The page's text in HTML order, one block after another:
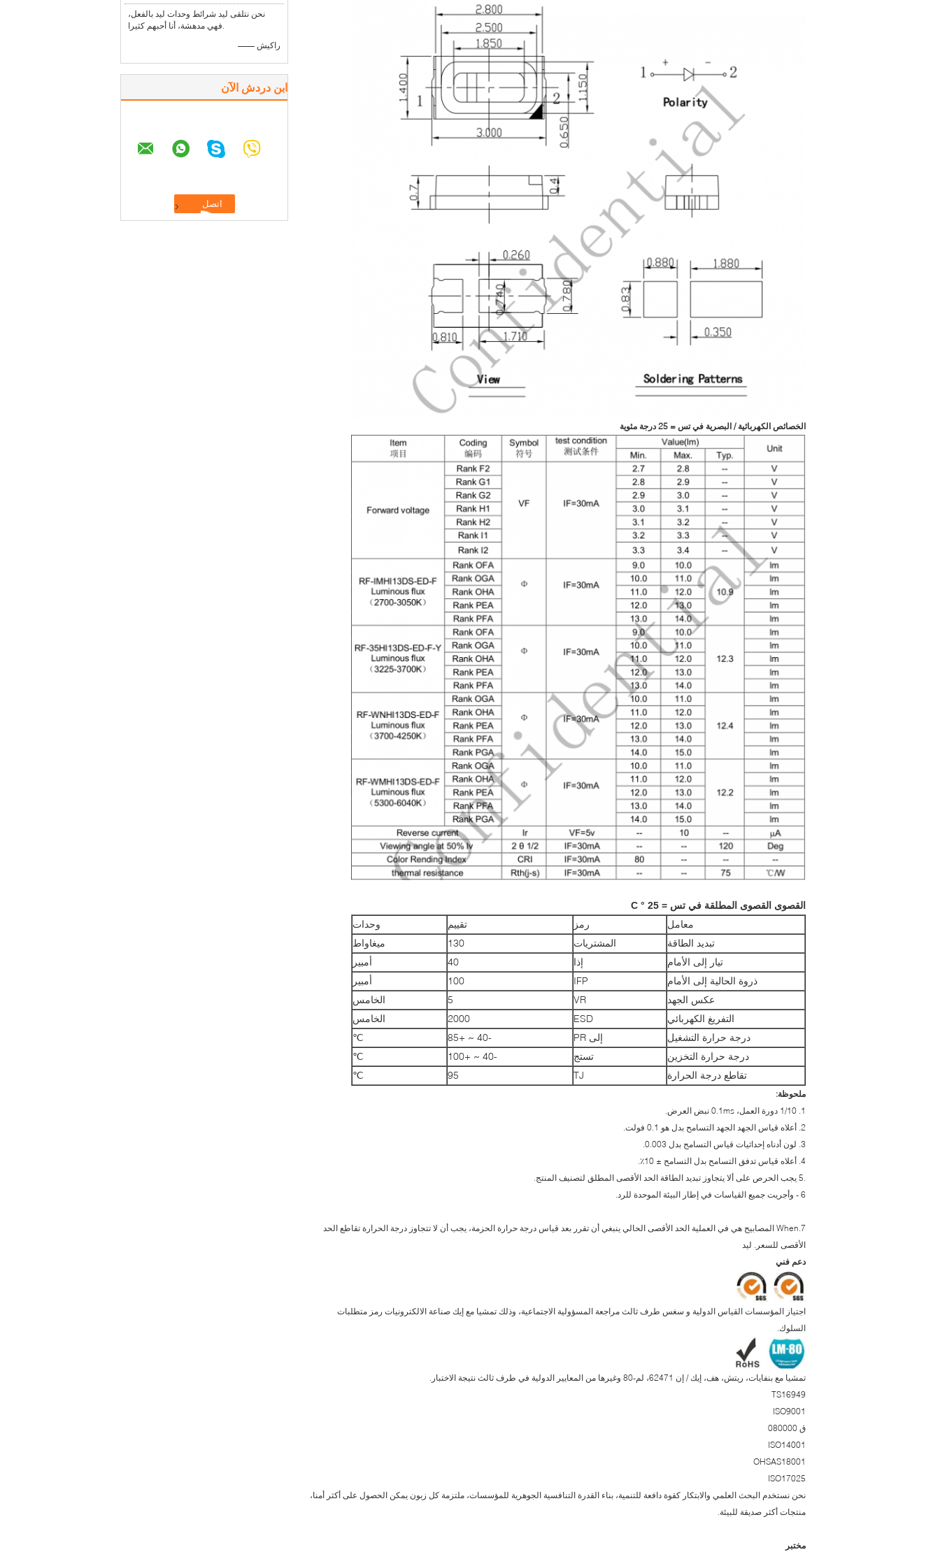
نحن نتلقى ليد شرائط وحدات ليد بالفعل،
فهي مدهشة، أنا أحبهم كثيرا.
—— راكيش
ابن دردش الآن
الخصائص الكهربائية / البصرية في تس = 25 درجة مئوية
القصوى القصوى المطلقة في تس = 25 ° C
معامل رمز تقييم
وحدات
تبديد الطاقة
المشتريات 130
ميغاواط
تيار إلى الأمام
إذا 40
أمبير
ذروة الحالية إلى الأمام
IFP
100
أمبير
عكس الجهد
VR
5
الخامس
التفريغ الكهربائي
ESD
2000
الخامس
درجة حرارة التشغيل
إلى PR -40 ~ +85
℃
درجة حرارة التخزين
تستج -40 ~ +100
℃
تقاطع درجة الحرارة
TJ
95
℃
ملحوظة:
1. 1/10 دورة العمل، 0.1ms نبض العرض.
2. أعلاه قياس الجهد الجهد التسامح بدل هو 0.1 فولت.
3. لون أدناه إحداثيات قياس التسامح بدل 0.003.
4. أعلاه قياس تدفق التسامح بدل التسامح ± 10٪.
.5 یجب الحرص علی ألا یتجاوز تبديد الطاقة الحد الأقصی المطلق لتصنیف المنتج.
6 - وأجريت جميع القياسات في إطار البيئة الموحدة للرد.
7.When المصابيح هي في العملية الحد الأقصى الحالي ينبغي أن تقرر بعد قياس درجة حرارة الحزمة، يجب أن لا تتجاوز درجة الحرارة تقاطع الحد
الأقصى للسعر. ليد
دعم فني
اجتياز المؤسسات القياس الدولية و سغس طرف ثالث مراجعة المسؤولية الاجتماعية، وذلك تمشيا مع إيك صناعة الالكترونيات رمز متطلبات
السلوك.
تمشيا مع بنفايات، ريتش، هف، إيك / إن 62471، لم-80 وغيرها من المعايير الدولية في طرف ثالث نتيجة الاختبار.
TS16949
ISO9001
ق 080000
ISO14001
OHSAS18001
ISO17025
نحن نستخدم البحث العلمي والابتكار كقوة دافعة للتنمية، بناء القدرة التنافسية الجوهرية للمؤسسات، ملتزمة كل زبون يمكن الحصول على أكثر أمنا،
منتجات أكثر صديقة للبيئة.
مختبر